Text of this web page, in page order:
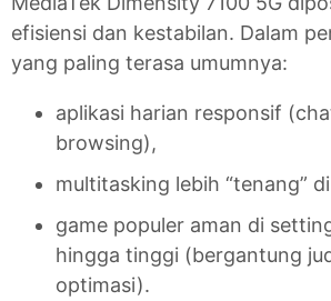
efisiensi dan kestabilan. Dalam
yang paling terasa umumnya:
aplikasi harian responsif
browsing),
multitasking lebih “tenang”
game populer aman di
hingga tinggi (bergantung
optimasi).